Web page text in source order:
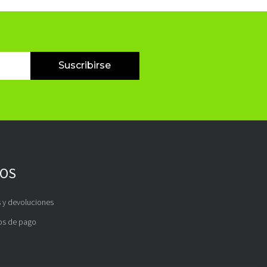
Suscribirse
y devoluciones
de pago